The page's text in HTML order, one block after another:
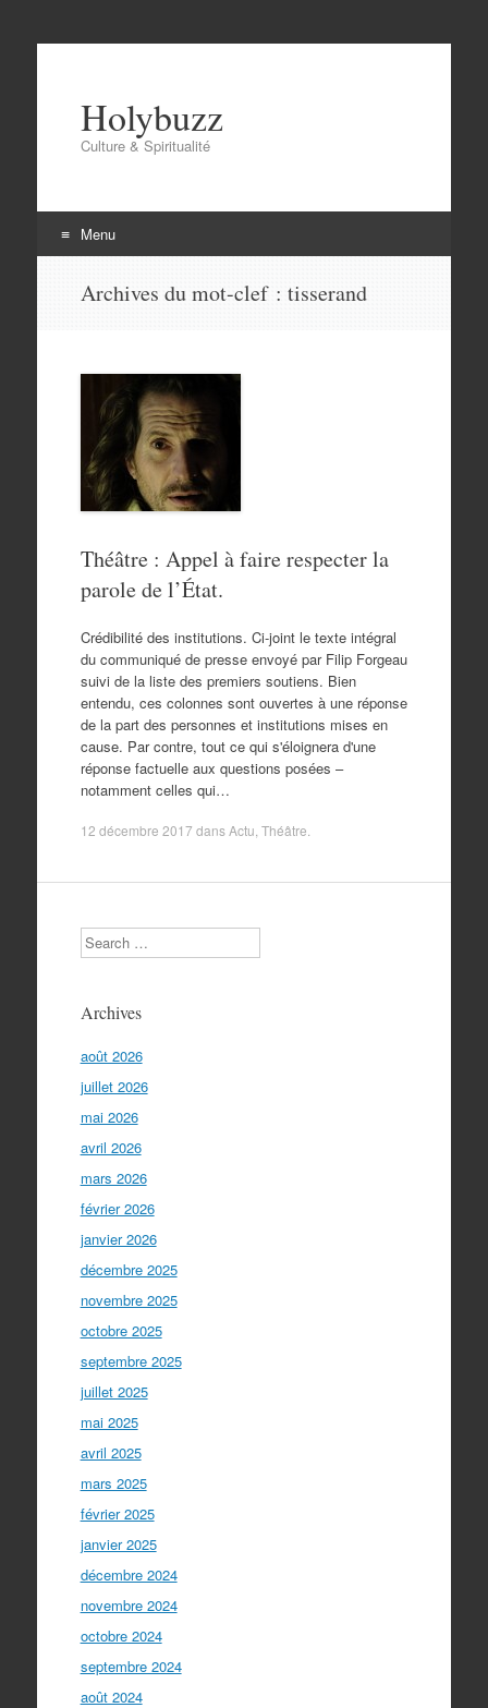
Holybuzz
Culture & Spiritualité
Menu
Archives du mot-clef : tisserand
Théâtre : Appel à faire respecter la
parole de l’État.
Crédibilité des institutions. Ci-joint le texte intégral
du communiqué de presse envoyé par Filip Forgeau
suivi de la liste des premiers soutiens. Bien
entendu, ces colonnes sont ouvertes à une réponse
de la part des personnes et institutions mises en
cause. Par contre, tout ce qui s'éloignera d'une
réponse factuelle aux questions posées –
notamment celles qui…
12 décembre 2017 dansActu Théâtre
Search
Archives
août 2026
juillet 2026
mai 2026
avril 2026
mars 2026
février 2026
janvier 2026
décembre 2025
novembre 2025
octobre 2025
septembre 2025
juillet 2025
mai 2025
avril 2025
mars 2025
février 2025
janvier 2025
décembre 2024
novembre 2024
octobre 2024
septembre 2024
août 2024